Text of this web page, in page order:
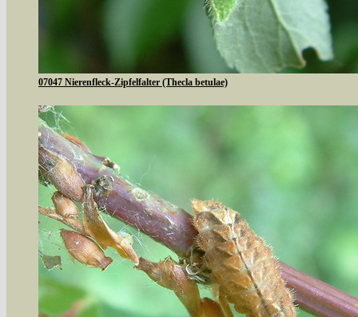
07047 Nierenfleck-Zipfelfalter (Thecla betulae)